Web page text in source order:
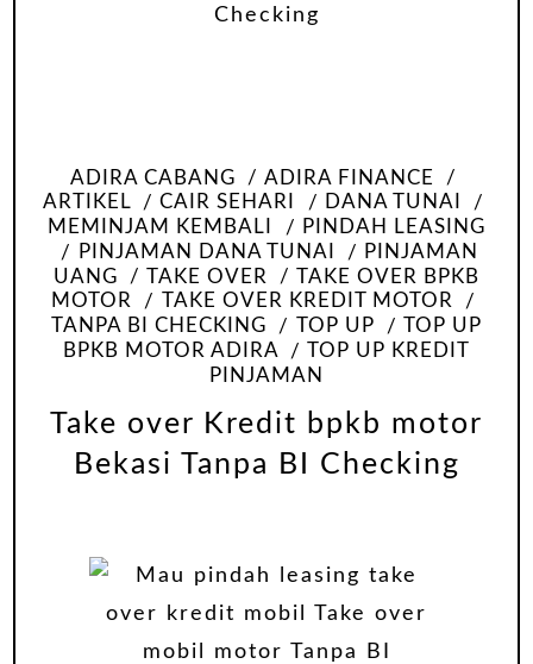
ADIRA CABANG
ADIRA FINANCE
ARTIKEL
CAIR SEHARI
DANA TUNAI
MEMINJAM KEMBALI
PINDAH LEASING
PINJAMAN DANA TUNAI
PINJAMAN
UANG
TAKE OVER
TAKE OVER BPKB
MOTOR
TAKE OVER KREDIT MOTOR
TANPA BI CHECKING
TOP UP
TOP UP
BPKB MOTOR ADIRA
TOP UP KREDIT
PINJAMAN
Take over Kredit bpkb motor
Bekasi Tanpa BI Checking